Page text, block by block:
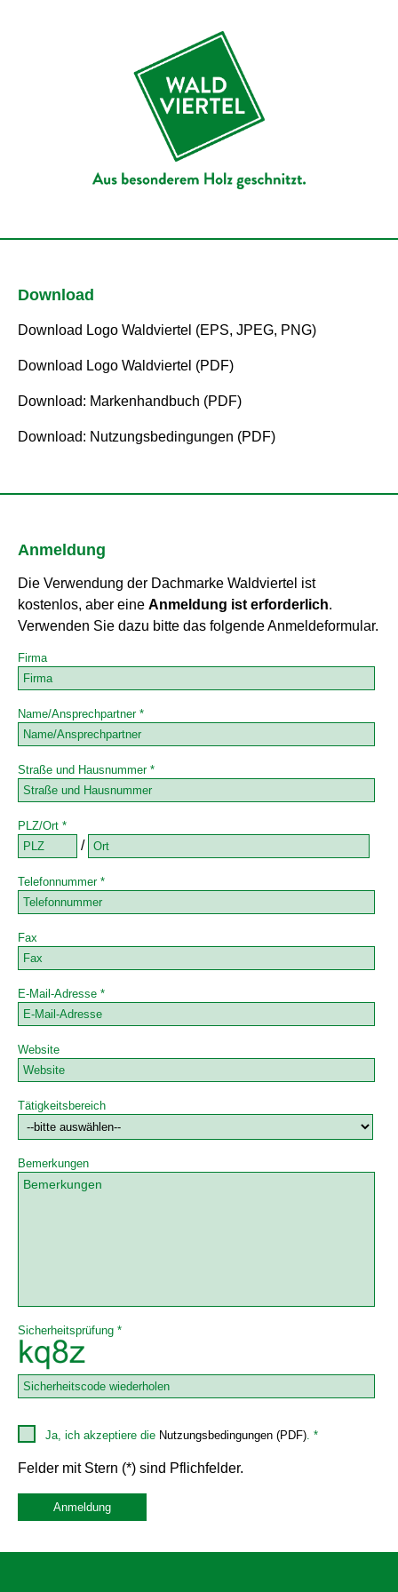
Download
Download Logo Waldviertel (EPS, JPEG, PNG)
Download Logo Waldviertel (PDF)
Download: Markenhandbuch (PDF)
Download: Nutzungsbedingungen (PDF)
Anmeldung
Die Verwendung der Dachmarke Waldviertel ist
kostenlos, aber eine Anmeldung ist erforderlich.
Verwenden Sie dazu bitte das folgende Anmeldeformular.
Firma
Name/Ansprechpartner *
Straße und Hausnummer *
PLZ/Ort *
/
Telefonnummer *
Fax
E-Mail-Adresse *
Website
Tätigkeitsbereich
Bemerkungen
Sicherheitsprüfung *
Ja, ich akzeptiere die Nutzungsbedingungen (PDF). *
Felder mit Stern (*) sind Pflichfelder.
Anmeldung